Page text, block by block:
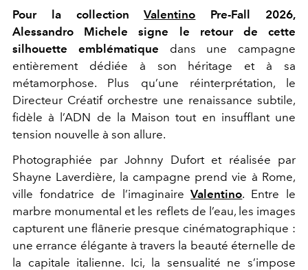
Pour la collectionValentino Pre-Fall 2026,
Alessandro Michele signe le retour de cette
silhouette emblématique dans une campagne
entièrement dédiée à son héritage et à sa
métamorphose. Plus qu’une réinterprétation, le
Directeur Créatif orchestre une renaissance subtile,
fidèle à l’ADN de la Maison tout en insufflant une
tension nouvelle à son allure.
Photographiée par Johnny Dufort et réalisée par
Shayne Laverdière, la campagne prend vie à Rome,
ville fondatrice de l’imaginaireValentino. Entre le
marbre monumental et les reflets de l’eau, les images
capturent une flânerie presque cinématographique :
une errance élégante à travers la beauté éternelle de
la capitale italienne. Ici, la sensualité ne s’impose